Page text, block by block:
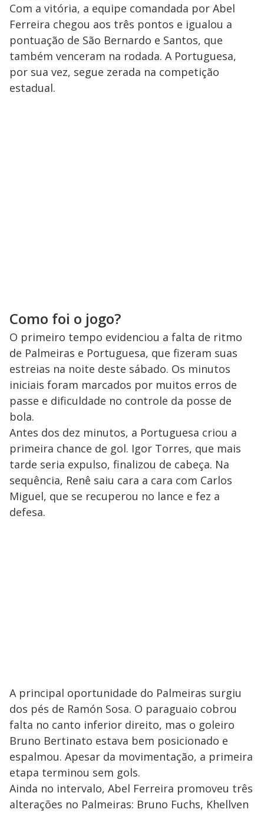
Com a vitória, a equipe comandada por Abel
Ferreira chegou aos três pontos e igualou a
pontuação de São Bernardo e Santos, que
também venceram na rodada. A Portuguesa,
por sua vez, segue zerada na competição
estadual.
Como foi o jogo?
O primeiro tempo evidenciou a falta de ritmo
de Palmeiras e Portuguesa, que fizeram suas
estreias na noite deste sábado. Os minutos
iniciais foram marcados por muitos erros de
passe e dificuldade no controle da posse de
bola.
Antes dos dez minutos, a Portuguesa criou a
primeira chance de gol. Igor Torres, que mais
tarde seria expulso, finalizou de cabeça. Na
sequência, Renê saiu cara a cara com Carlos
Miguel, que se recuperou no lance e fez a
defesa.
A principal oportunidade do Palmeiras surgiu
dos pés de Ramón Sosa. O paraguaio cobrou
falta no canto inferior direito, mas o goleiro
Bruno Bertinato estava bem posicionado e
espalmou. Apesar da movimentação, a primeira
etapa terminou sem gols.
Ainda no intervalo, Abel Ferreira promoveu três
alterações no Palmeiras: Bruno Fuchs, Khellven